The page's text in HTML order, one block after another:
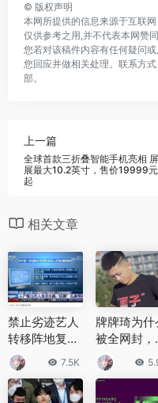
© 版权声明
本网所提供的信息来源于互联
仅供参考之用,并不代表本网赞
您若对该稿件内容有任何疑问
您回应并做相关处理。联系方
部。
上一篇
全球首款三折叠智能手机亮相 屏
展最大10.2英寸，售价19999元
起
相关文章
禁止劣迹艺人
转移阵地复
出！中宣部印
发重要通知
7.5K
牌牌琦为什
被全网封，
牌琦被全网
的原因是什